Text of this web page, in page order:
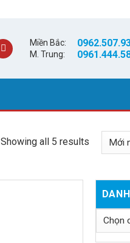
Miền Bắc:
M. Trung:
Showing all 5 results